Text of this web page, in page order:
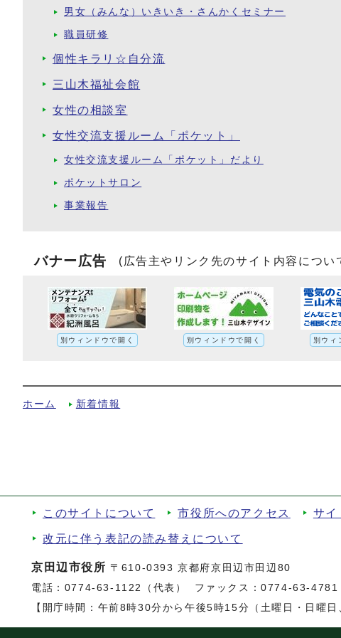
男女（みんな）いきいき・さんかくセミナー
職員研修
個性キラリ☆自分流
三山木福祉会館
女性の相談室
女性交流支援ルーム「ポケット」
女性交流支援ルーム「ポケット」だより
ポケットサロン
事業報告
バナー広告 (広告主やリンク先のサイト内容につい
別ウィンドウで開く 別ウィンドウで開く 別ウィ
ホーム 新着情報
このサイトについて 市役所へのアクセス サイ
改元に伴う表記の読み替えについて
京田辺市役所 〒610-0393 京都府京田辺市田辺80
電話： 0774-63-1122（代表）
ファックス：0774-63-4781
【開庁時間：午前8時30分から午後5時15分（土曜日・日曜日